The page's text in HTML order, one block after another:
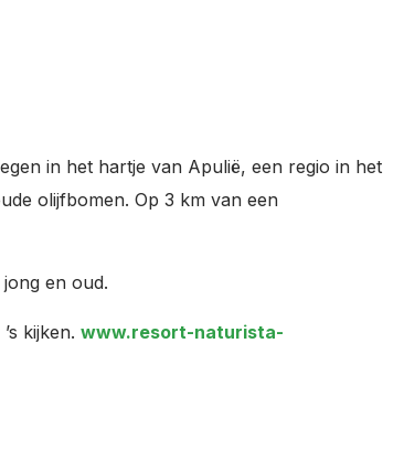
in het hartje van Apulië, een regio in het
olijfbomen. Op 3 km van een
en oud.
kijken. www.resort-naturista-